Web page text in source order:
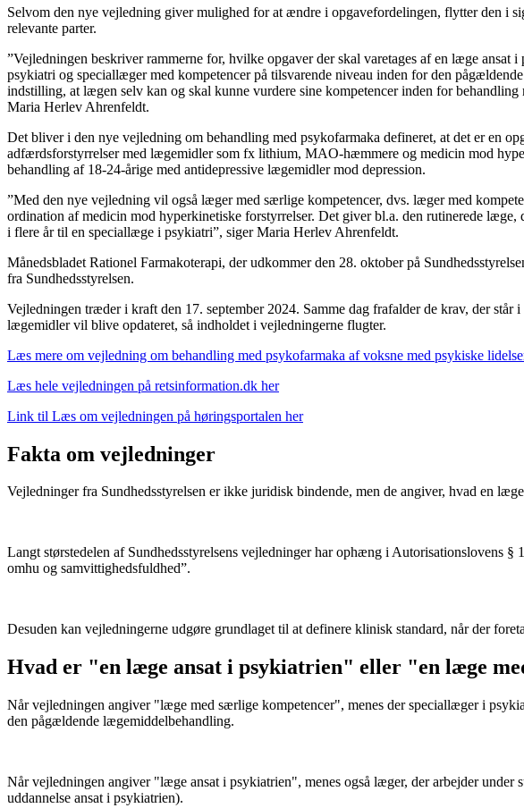
Selvom den nye vejledning giver mulighed for at ændre i opgavefordelingen, flytter den i
relevante parter.
”Vejledningen beskriver rammerne for, hvilke opgaver der skal varetages af en læge
psykiatri og speciallæger med kompetencer på tilsvarende niveau inden for den
indstilling, at lægen selv kan og skal kunne vurdere sine kompetencer inden for
Maria Herlev Ahrenfeldt.
Det bliver i den nye vejledning om behandling med psykofarmaka defineret, at det er en
adfærdsforstyrrelser med lægemidler som fx lithium, MAO-hæmmere og medicin mod
behandling af 18-24-årige med antidepressive lægemidler mod depression.
”Med den nye vejledning vil også læger med særlige kompetencer, dvs. læger med
ordination af medicin mod hyperkinetiske forstyrrelser. Det giver bl.a. den rutinerede læge,
i flere år til en speciallæge i psykiatri”, siger Maria Herlev Ahrenfeldt.
Månedsbladet Rationel Farmakoterapi, der udkommer den 28. oktober på
fra Sundhedsstyrelsen.
Vejledningen træder i kraft den 17. september 2024. Samme dag frafalder de krav, der
lægemidler vil blive opdateret, så indholdet i vejledningerne flugter.
Læs mere om vejledning om behandling med psykofarmaka af voksne med psykiske
Læs hele vejledningen på retsinformation.dk her
Link til Læs om vejledningen på høringsportalen her
Fakta om vejledninger
Vejledninger fra Sundhedsstyrelsen er ikke juridisk bindende, men de angiver, hvad en
Langt størstedelen af Sundhedsstyrelsens vejledninger har ophæng i Autorisationslovens
omhu og samvittighedsfuldhed”.
Desuden kan vejledningerne udgøre grundlaget til at definere klinisk standard, når der
Hvad er "en læge ansat i psykiatrien" eller "en læge
Når vejledningen angiver "læge med særlige kompetencer", menes der speciallæger i
den pågældende lægemiddelbehandling.
Når vejledningen angiver "læge ansat i psykiatrien", menes også læger, der arbejder
uddannelse ansat i psykiatrien).